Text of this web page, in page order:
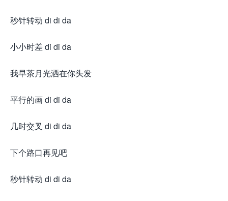
秒针转动 di di da
小小时差 di di da
我早茶月光洒在你头发
平行的画 di di da
几时交叉 di di da
下个路口再见吧
秒针转动 di di da